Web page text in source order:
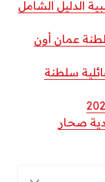
الدليل الشامل
عمان أون
سلطنة
صحار